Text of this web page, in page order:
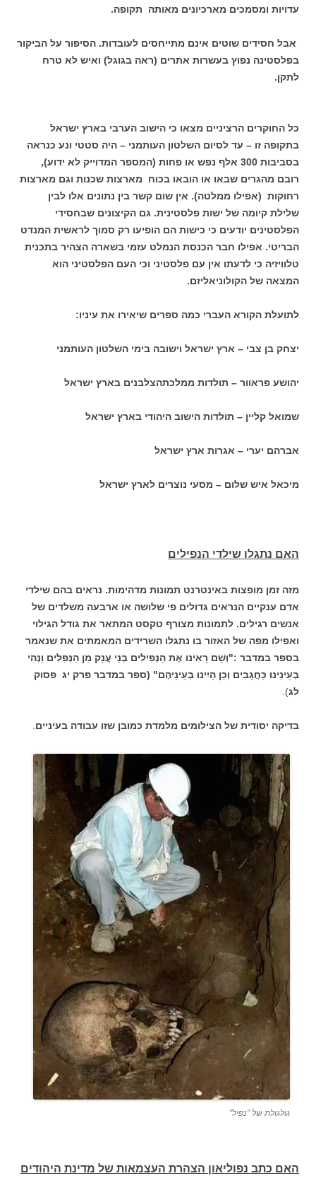
עדויות ומסמכים מארכיונים מאותה תקופה.
אבל חסידים שוטים אינם מתייחסים לעובדות. הסיפור על הביקור
בפלסטינה נפוץ בעשרות אתרים (ראה בגוגל) ואיש לא טרח
לתקן.
כל החוקרים הרציניים מצאו כי הישוב הערבי בארץ ישראל
בתקופה זו – עד לסיום השלטון העותמני – היה סטטי ונע כנראה
בסביבות 300 אלף נפש או פחות (המספר המדוייק לא ידוע),
רובם מהגרים שבאו או הובאו בכוח מארצות שכנות וגם מארצות
רחוקות (אפילו ממלטה). אין שום קשר בין נתונים אלו לבין
שלילת קיומה של ישות פלסטינית. גם הקיצונים שבחסידי
הפלסטינים יודעים כי כישות הם הופיעו רק סמוך לראשית המנדט
הבריטי. אפילו חבר הכנסת הנמלט עזמי בשארה הצהיר בתכנית
טלוויזיה כי לדעתו אין עם פלסטיני וכי העם הפלסטיני הוא
המצאה של הקולוניאליזם.
לתועלת הקורא העברי כמה ספרים שיאירו את עיניו:
יצחק בן צבי – ארץ ישראל וישובה בימי השלטון העותמני
יהושע פראוור – תולדות ממלכתהצלבנים בארץ ישראל
שמואל קליין – תולדות הישוב היהודי בארץ ישראל
אברהם יערי – אגרות ארץ ישראל
מיכאל איש שלום – מסעי נוצרים לארץ ישראל
האם נתגלו שילדי הנפילים
מזה זמן מופצות באינטרנט תמונות מדהימות. נראים בהם שילדי
אדם ענקיים הנראים גדולים פי שלושה או ארבעה משלדים של
אנשים רגילים. לתמונות מצורף טקסט המתאר את גודל הגילוי
ואפילו מפה של האזור בו נתגלו השרידים המאמתים את שנאמר
בספר במדבר :"וְשָׁם רָאִינוּ אֶת הַנְּפִילִים בְּנֵי עֲנָק מִן הַנְּפִלִים וַנְּהִי
בְעֵינֵינוּ כַּחֲגָבִים וְכֵן הָיִינוּ בְּעֵינֵיהֶם" (ספר במדבר פרק יג פסוק
לג).
בדיקה יסודית של הצילומים מלמדת כמובן שזו עבודה בעיניים
גולגולת של "נפיל"
האם כתב נפוליאון הצהרת העצמאות של מדינת היהודים